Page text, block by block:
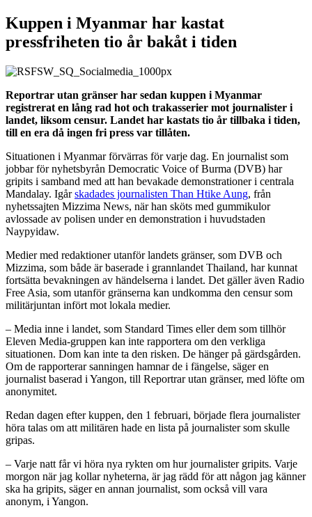
Kuppen i Myanmar har kastat
pressfriheten tio år bakåt i tiden
Reportrar utan gränser har sedan kuppen i Myanmar
registrerat en lång rad hot och trakasserier mot journalister i
landet, liksom censur. Landet har kastats tio år tillbaka i tiden,
till en era då ingen fri press var tillåten.
Situationen i Myanmar förvärras för varje dag. En journalist som
jobbar för nyhetsbyrån Democratic Voice of Burma (DVB) har
gripits i samband med att han bevakade demonstrationer i centrala
Mandalay. Igårskadades journalisten Than Htike Aung, från
nyhetssajten Mizzima News, när han sköts med gummikulor
avlossade av polisen under en demonstration i huvudstaden
Naypyidaw.
Medier med redaktioner utanför landets gränser, som DVB och
Mizzima, som både är baserade i grannlandet Thailand, har kunnat
fortsätta bevakningen av händelserna i landet. Det gäller även Radio
Free Asia, som utanför gränserna kan undkomma den censur som
militärjuntan infört mot lokala medier.
– Media inne i landet, som Standard Times eller dem som tillhör
Eleven Media-gruppen kan inte rapportera om den verkliga
situationen. Dom kan inte ta den risken. De hänger på gärdsgården.
Om de rapporterar sanningen hamnar de i fängelse, säger en
journalist baserad i Yangon, till Reportrar utan gränser, med löfte om
anonymitet.
Redan dagen efter kuppen, den 1 februari, började flera journalister
höra talas om att militären hade en lista på journalister som skulle
gripas.
– Varje natt får vi höra nya rykten om hur journalister gripits. Varje
morgon när jag kollar nyheterna, är jag rädd för att någon jag känner
ska ha gripits, säger en annan journalist, som också vill vara
anonym, i Yangon.